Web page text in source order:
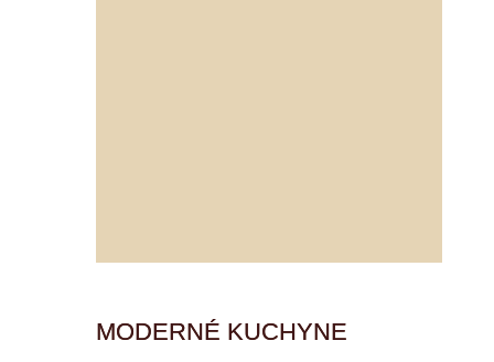
MODERNÉ KUCHYNE